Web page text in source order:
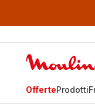
OfferteProdotti